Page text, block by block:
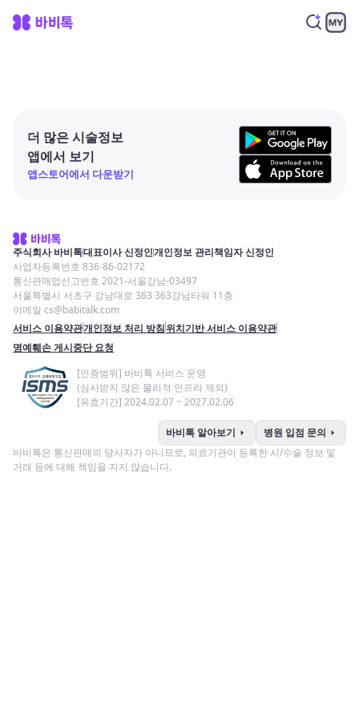
더 많은 시술정보
앱에서 보기
앱스토어에서 다운받기
주식회사 바비톡대표이사 신정인개인정보 관리책임자 신정인
사업자등록번호 836-86-02172
통신판매업신고번호 2021-서울강남-03497
서울특별시 서초구 강남대로 363 363강남타워 11층
이메일 cs@babitalk.com
서비스 이용약관개인정보 처리 방침위치기반 서비스 이용약관
명예훼손 게시중단 요청
[인증범위] 바비톡 서비스 운영
(심사받지 않은 물리적 인프라 제외)
[유효기간] 2024.02.07 ~ 2027.02.06
바비톡 알아보기 arrow_right 병원 입점 문의 arrow_right
바비톡은 통신판매의 당사자가 아니므로, 의료기관이 등록한 시/수술 정보 및
거래 등에 대해 책임을 지지 않습니다.